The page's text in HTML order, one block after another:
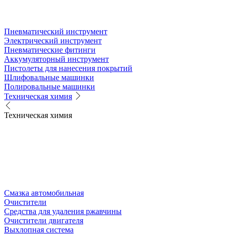
Пневматический инструмент
Электрический инструмент
Пневматические фитинги
Аккумуляторный инструмент
Пистолеты для нанесения покрытий
Шлифовальные машинки
Полировальные машинки
Техническая химия
Техническая химия
Смазка автомобильная
Очистители
Средства для удаления ржавчины
Очистители двигателя
Выхлопная система